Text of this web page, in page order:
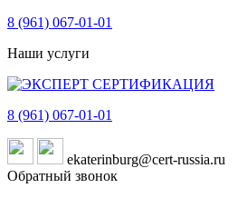
8 (961) 067-01-01
Наши услуги
8 (961) 067-01-01
ekaterinburg@cert-russia.ru
Обратный звонок